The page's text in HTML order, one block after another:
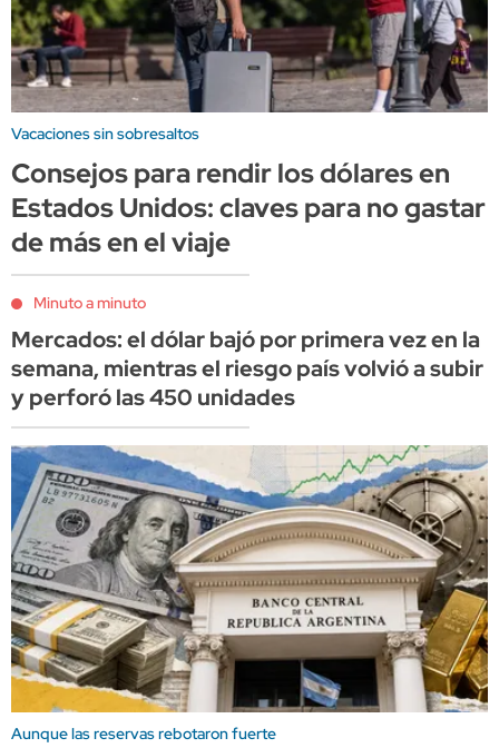
Vacaciones sin sobresaltos
Consejos para rendir los dólares en
Estados Unidos: claves para no gastar
de más en el viaje
Minuto a minuto
Mercados: el dólar bajó por primera vez en la
semana, mientras el riesgo país volvió a subir
y perforó las 450 unidades
Aunque las reservas rebotaron fuerte